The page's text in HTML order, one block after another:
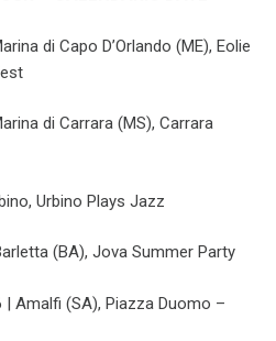
di Capo D’Orlando (ME), Eolie
di Carrara (MS), Carrara
Urbino Plays Jazz
(BA), Jova Summer Party
| Amalfi (SA), Piazza Duomo –